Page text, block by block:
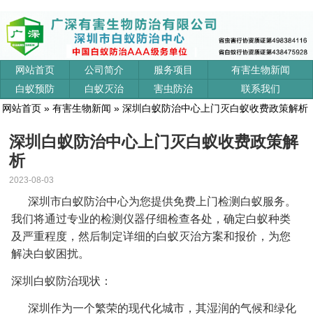
网站首页 公司简介 服务项目
有害生物新闻
白蚁预防
白蚁灭治 害虫防治
联系我们
网站首页 » 有害生物新闻 » 深圳白蚁防治中心上门灭白蚁收费政策解析
深圳白蚁防治中心上门灭白蚁收费政策解
析
2023-08-03
深圳市白蚁防治中心为您提供免费上门检测白蚁服务。
我们将通过专业的检测仪器仔细检查各处，确定白蚁种类
及严重程度，然后制定详细的白蚁灭治方案和报价，为您
解决白蚁困扰。
深圳白蚁防治现状：
深圳作为一个繁荣的现代化城市，其湿润的气候和绿化